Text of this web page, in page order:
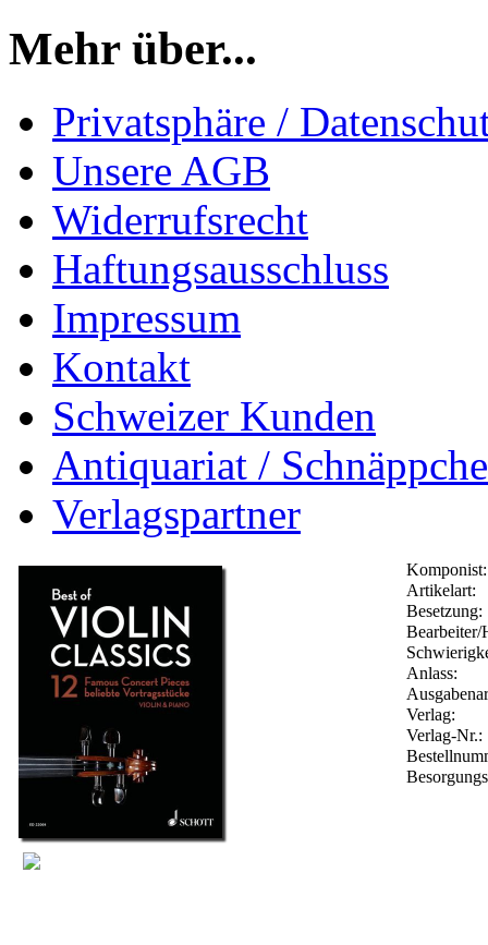
Mehr über...
Privatsphäre /
Unsere AGB
Widerrufsrecht
Haftungsausschluss
Impressum
Kontakt
Schweizer Kunden
Antiquariat /
Verlagspartner
Komponist:
Artikelart:
Besetzung:
Bearbeiter/
Anlass:
Verlag:
Verlag-Nr.: